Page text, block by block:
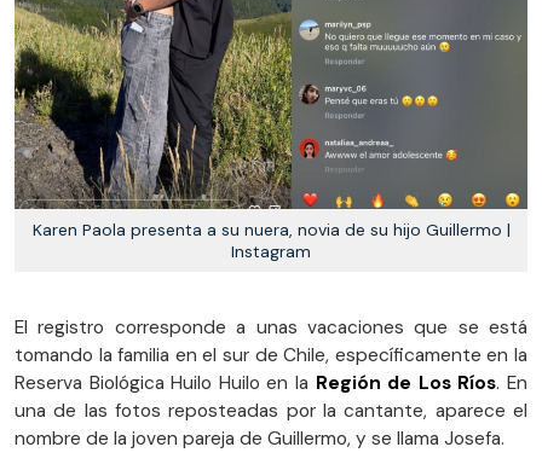
Karen Paola presenta a su nuera, novia de su hijo Guillermo |
Instagram
El registro corresponde a unas vacaciones que se está
tomando la familia en el sur de Chile, específicamente en la
Reserva Biológica Huilo Huilo en la Región de Los Ríos. En
una de las fotos reposteadas por la cantante, aparece el
nombre de la joven pareja de Guillermo, y se llama Josefa.